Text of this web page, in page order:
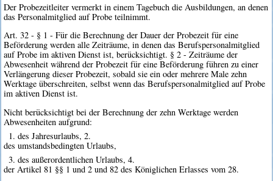
Der Probezeitleiter vermerkt in einem Tagebuch die Ausbildungen, an denen
das Personalmitglied auf Probe teilnimmt.
Art. 32 - § 1 - Für die Berechnung der Dauer der Probezeit für eine
Beförderung werden alle Zeiträume, in denen das Berufspersonalmitglied
auf Probe im aktiven Dienst ist, berücksichtigt. § 2 - Zeiträume der
Abwesenheit während der Probezeit für eine Beförderung führen zu einer
Verlängerung dieser Probezeit, sobald sie ein oder mehrere Male zehn
Werktage überschreiten, selbst wenn das Berufspersonalmitglied auf Probe
im aktiven Dienst ist.
Nicht berücksichtigt bei der Berechnung der zehn Werktage werden
Abwesenheiten aufgrund:
1. des Jahresurlaubs, 2.
des umstandsbedingten Urlaubs,
3. des außerordentlichen Urlaubs, 4.
der Artikel 81 §§ 1 und 2 und 82 des Königlichen Erlasses vom 28.